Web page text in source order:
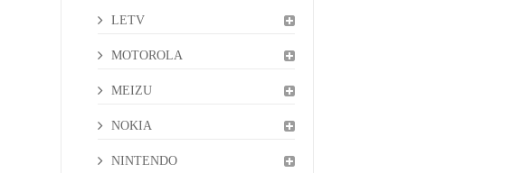
LETV
MOTOROLA
MEIZU
NOKIA
NINTENDO